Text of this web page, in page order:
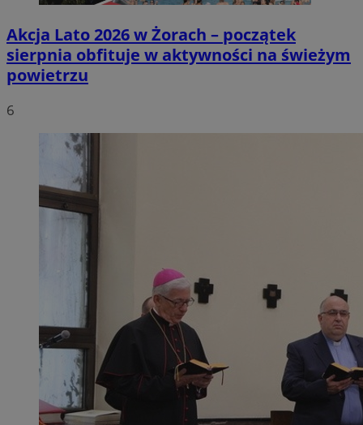
Akcja Lato 2026 w Żorach – początek
sierpnia obfituje w aktywności na świeżym
powietrzu
6